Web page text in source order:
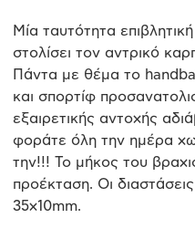
Μία ταυτότητα
στολίσει τον αντρικό
Πάντα με θέμα το
και σπορτίφ
εξαιρετικής αντοχής
φοράτε όλη την ημέρα
την!!! Το μήκος του
προέκταση. Οι
35x10mm.